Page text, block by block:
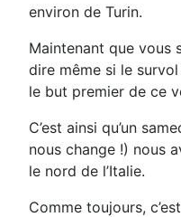
environ de Turin.
Maintenant que vous
dire même si le
le but premier de ce
C’est ainsi qu’un
nous change !) nous
le nord de l’Italie.
Comme toujours,